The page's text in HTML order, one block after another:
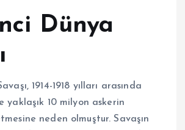
Dünya
1914-1918 yılları arasında
yaklaşık 10 milyon askerin
neden olmuştur. Savaşın